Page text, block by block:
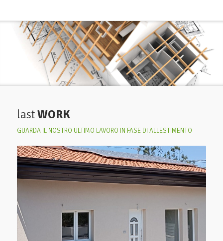
lastWORK
GUARDA IL NOSTRO ULTIMO LAVORO IN FASE DI ALLESTIMENTO